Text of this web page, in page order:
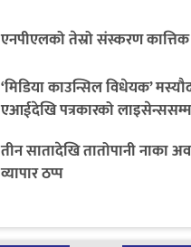
एनपीएलको तेस्रो संस्करण
‘मिडिया काउन्सिल विधेयक’
एआईदेखि पत्रकारको
तीन सातादेखि तातोपानी नाका
व्यापार ठप्प